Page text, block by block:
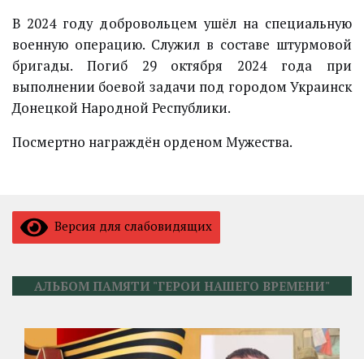
В 2024 году добровольцем ушёл на специальную
военную операцию. Служил в составе штурмовой
бригады. Погиб 29 октября 2024 года при
выполнении боевой задачи под городом Украинск
Донецкой Народной Республики.
Посмертно награждён орденом Мужества.
Версия для слабовидящих
АЛЬБОМ ПАМЯТИ "ГЕРОИ НАШЕГО ВРЕМЕНИ"